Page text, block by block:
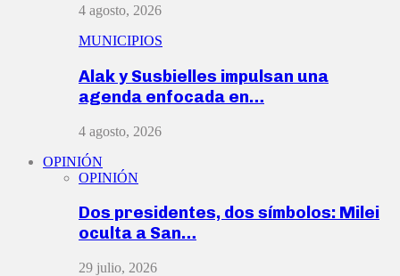
4 agosto, 2026
MUNICIPIOS
Alak y Susbielles impulsan una
agenda enfocada en…
4 agosto, 2026
OPINIÓN
OPINIÓN
Dos presidentes, dos símbolos: Milei
oculta a San…
29 julio, 2026